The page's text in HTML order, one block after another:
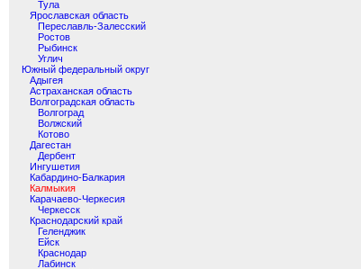
Тула
Ярославская область
Переславль-Залесский
Ростов
Рыбинск
Углич
Южный федеральный округ
Адыгея
Астраханская область
Волгоградская область
Волгоград
Волжский
Котово
Дагестан
Дербент
Ингушетия
Кабардино-Балкария
Калмыкия
Карачаево-Черкесия
Черкесск
Краснодарский край
Геленджик
Ейск
Краснодар
Лабинск